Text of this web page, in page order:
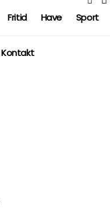
Fritid Have Sport
Kontakt